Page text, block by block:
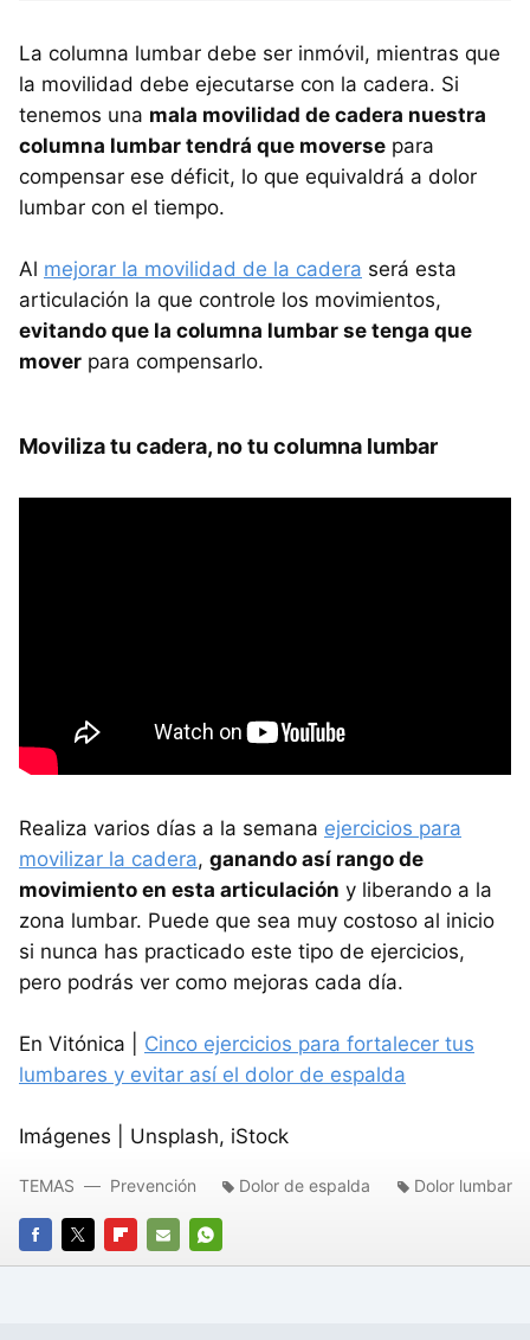
La columna lumbar debe ser inmóvil, mientras que
la movilidad debe ejecutarse con la cadera. Si
tenemos una mala movilidad de cadera nuestra
columna lumbar tendrá que moverse para
compensar ese déficit, lo que equivaldrá a dolor
lumbar con el tiempo.
Al mejorar la movilidad de la cadera será esta
articulación la que controle los movimientos,
evitando que la columna lumbar se tenga que
mover para compensarlo.
Moviliza tu cadera, no tu columna lumbar
Realiza varios días a la semana ejercicios para
movilizar la cadera, ganando así rango de
movimiento en esta articulación y liberando a la
zona lumbar. Puede que sea muy costoso al inicio
si nunca has practicado este tipo de ejercicios,
pero podrás ver como mejoras cada día.
En Vitónica | Cinco ejercicios para fortalecer tus
lumbares y evitar así el dolor de espalda
Imágenes | Unsplash, iStock
FACEBOOK
TWITTERFLIPBOARD
E-
WHATSAPP
TEMAS Prevención Dolor de espalda Dolor lumbar